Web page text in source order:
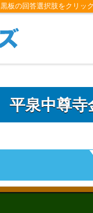
板の回答選択肢をクリッ
平泉中尊寺